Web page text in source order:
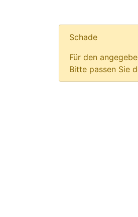
Schade
Für den
Bitte passen Sie